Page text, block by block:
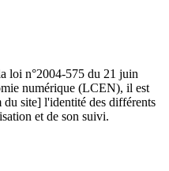
loi n°2004-575 du 21 juin
numérique (LCEN), il est
site] l'identité des différents
et de son suivi.